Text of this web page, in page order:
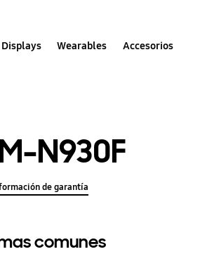
Wearables Accesorios
N930F
de garantía
comunes